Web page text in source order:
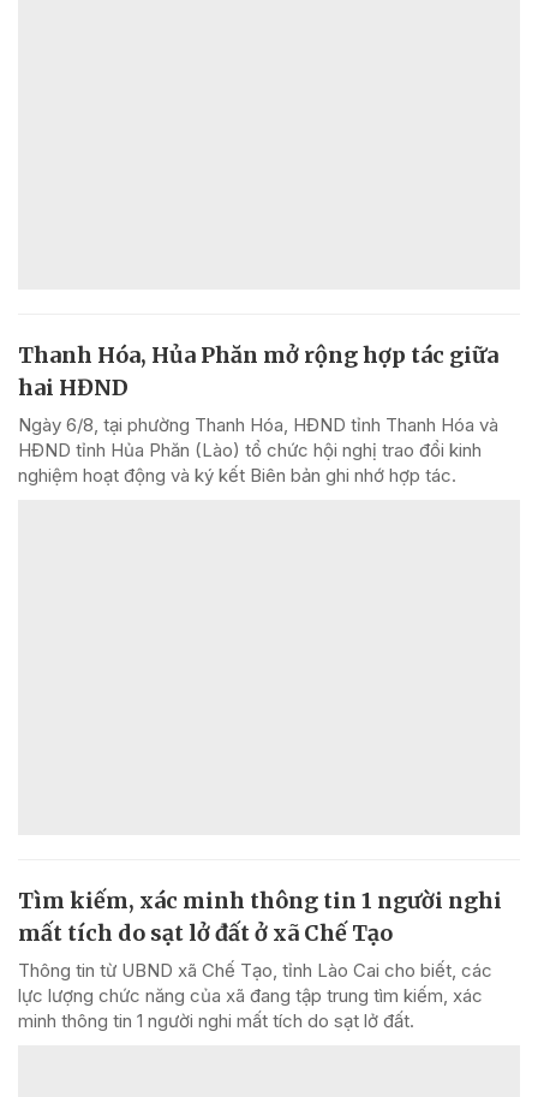
Thanh Hóa, Hủa Phăn mở rộng hợp tác giữa
hai HĐND
Ngày 6/8, tại phường Thanh Hóa, HĐND tỉnh Thanh Hóa và
HĐND tỉnh Hủa Phăn (Lào) tổ chức hội nghị trao đổi kinh
nghiệm hoạt động và ký kết Biên bản ghi nhớ hợp tác.
Tìm kiếm, xác minh thông tin 1 người nghi
mất tích do sạt lở đất ở xã Chế Tạo
Thông tin từ UBND xã Chế Tạo, tỉnh Lào Cai cho biết, các
lực lượng chức năng của xã đang tập trung tìm kiếm, xác
minh thông tin 1 người nghi mất tích do sạt lở đất.